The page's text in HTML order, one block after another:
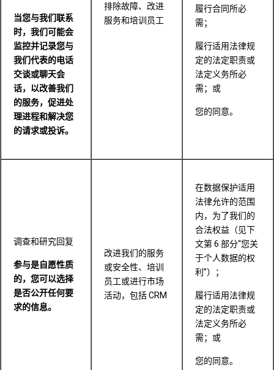
当您与我们联系
时，我们可能会
监控并记录您与
我们代表的电话
交谈或聊天会
话，以改善我们
的服务，促进处
理进程和解决您
的请求或投诉。
排除故障、改进
服务和培训员工
履行合同所必
需；
履行适用法律规
定的法定职责或
法定义务所必
需；或
您的同意。
调查和研究回复
参与是自愿性质
的，您可以选择
是否公开任何要
求的信息。
改进我们的服务
或安全性、培训
员工或进行市场
活动，包括 CRM
在数据保护适用
法律允许的范围
内，为了我们的
合法权益（见下
文第 6 部分“您关
于个人数据的权
利”）；
履行适用法律规
定的法定职责或
法定义务所必
需；或
您的同意。